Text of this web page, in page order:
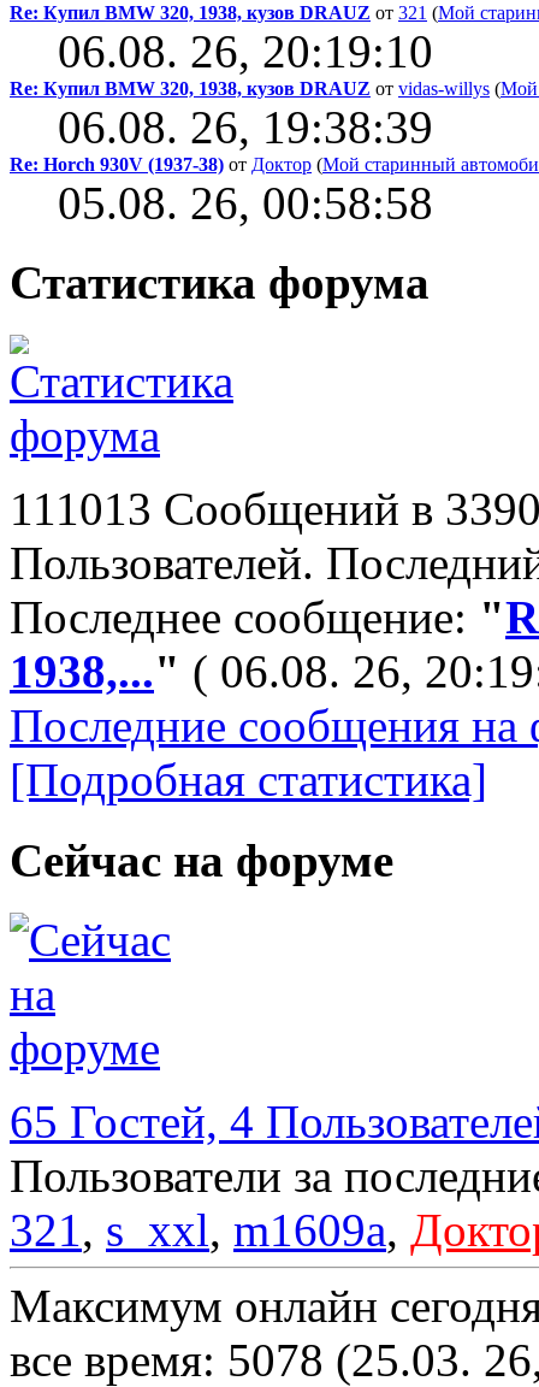
Re: Купил BMW 320, 1938, кузов DRAUZ от 321 (Мой
06.08. 26, 20:19:10
Re: Купил BMW 320, 1938, кузов DRAUZ от vidas-willys (Мой
06.08. 26, 19:38:39
Re: Horch 930V (1937-38) от Доктор (Мой старинный
05.08. 26, 00:58:58
Статистика форума
111013 Сообщений в
Пользователей.
Последнее сообщение: "
1938,..." ( 06.08. 26,
Последние сообщения на
[Подробная статистика]
Сейчас на форуме
65 Гостей, 4
Пользователи за
321, s_xxl, m1609a,
Максимум онлайн
все время: 5078 (25.03.